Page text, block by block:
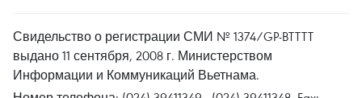
Свидельство о регистрации СМИ № 1374/GP-BTTTT
выдано 11 сентября, 2008 г. Министерством
Информации и Коммуникаций Вьетнама.